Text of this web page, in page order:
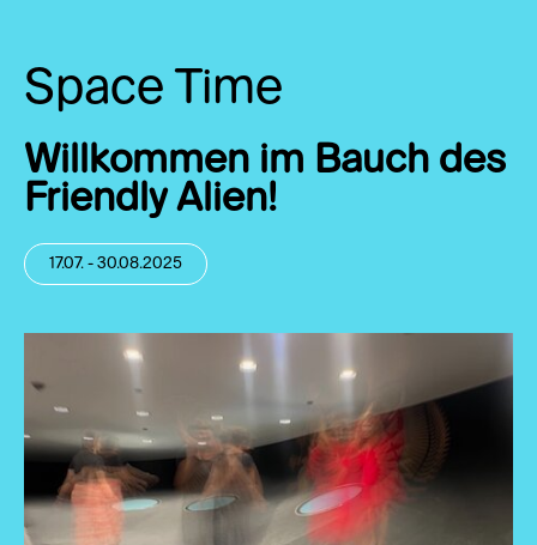
Space Time
Willkommen im Bauch des
Friendly Alien!
17.07. - 30.08.2025